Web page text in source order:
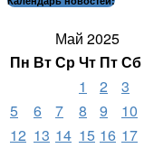
Май 2025
Пн ВтСрЧт ПтСб
1
2 3
5
6 7 8 9 10
12 13 14 15 16 17